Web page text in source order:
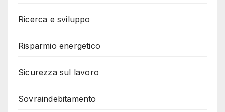
Ricerca e sviluppo
Risparmio energetico
Sicurezza sul lavoro
Sovraindebitamento